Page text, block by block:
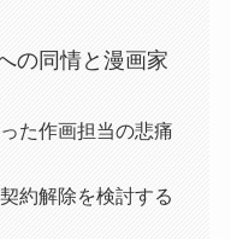
の同情と漫画家
た作画担当の悲痛
約解除を検討する